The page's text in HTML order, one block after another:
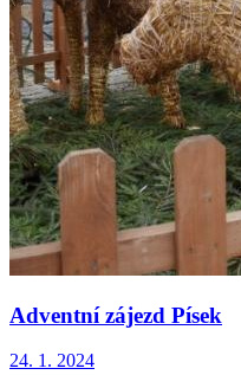
Adventní zájezd Písek
24. 1. 2024